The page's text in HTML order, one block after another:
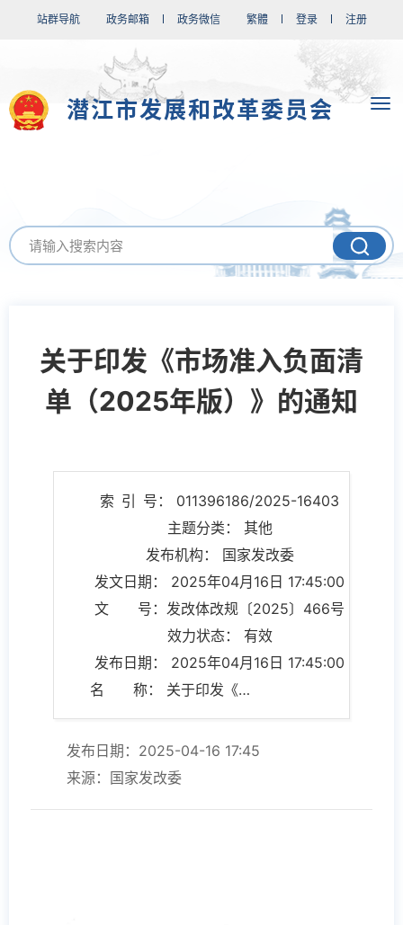
站群导航 政务邮箱 政务微信 繁體 登录 注册
潜江市发展和改革委员会
关于印发《市场准入负面清
单（2025年版）》的通知
索 引 号： 011396186/2025-16403
主题分类： 其他
发布机构： 国家发改委
发文日期： 2025年04月16日 17:45:00
文 号：发改体改规〔2025〕466号
效力状态： 有效
发布日期： 2025年04月16日 17:45:00
名 称： 关于印发《市场准入负面清单（2025年版）》的通知
发布日期：2025-04-16 17:45
来源：国家发改委